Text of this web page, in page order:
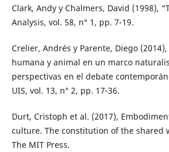
Clark, Andy y Chalmers, David (1998),
Analysis, vol. 58, n° 1, pp. 7-19.
Crelier, Andrés y Parente, Diego
humana y animal en un marco
perspectivas en el debate
UIS, vol. 13, n° 2, pp. 17-36.
Durt, Cristoph et al. (2017),
culture. The constitution of the shared
The MIT Press.